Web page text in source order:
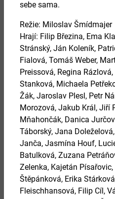
září
DOBŘE
sebe sama.
Režie: Miloslav Šmídmajer
Hrají: Filip Březina, Ema
Stránský, Ján Koleník,
Fialová, Tomáš Weber,
Preissová, Regina Rázlová,
Stanková, Michaela
Žák, Jaroslav Plesl, Petr
Morozová, Jakub Král, Jiří
Mňahončák, Danica
Táborský, Jana Doleželová,
Janča, Jasmína Houf,
Batulková, Zuzana
Zelenka, Kajetán Písařovic,
Štěpánková, Erika Stárková
Fleischhansová, Filip Cíl,